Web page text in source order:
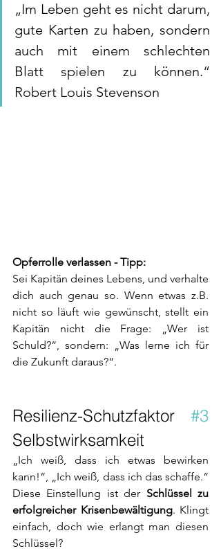
„Im Leben geht es nicht darum,
gute Karten zu haben, sondern
auch mit einem schlechten
Blatt spielen zu können.“
Robert Louis Stevenson
Opferrolle verlassen - Tipp:
Sei Kapitän deines Lebens, und verhalte
dich auch genau so. Wenn etwas z.B.
nicht so läuft wie gewünscht, stellt ein
Kapitän nicht die Frage: „Wer ist
Schuld?“, sondern: „Was lerne ich für
die Zukunft daraus?“.
Resilienz-Schutzfaktor #3
Selbstwirksamkeit
„Ich weiß, dass ich etwas bewirken
kann!“, „Ich weiß, dass ich das schaffe.“
Diese Einstellung ist der Schlüssel zu
erfolgreicher Krisenbewältigung. Klingt
einfach, doch wie erlangt man diesen
Schlüssel?